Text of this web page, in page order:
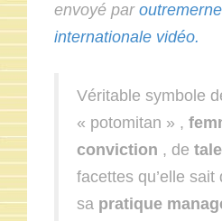
envoyé par
internationale vidéo.
Véritable symbole
« potomitan » ,
conviction , de
facettes qu’elle
sa pratique